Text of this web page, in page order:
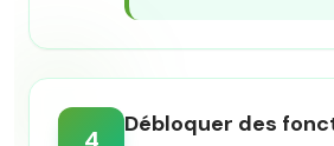
Débloquer des